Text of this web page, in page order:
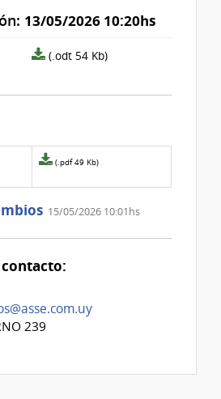
13/05/2026 10:20hs
archivo
(.odt 54 Kb)
Archivo
de
aclaración
0
(.pdf 49 Kb)
15/05/2026 10:01hs
239